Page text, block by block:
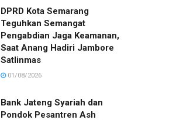
DPRD Kota Semarang
Teguhkan Semangat
Pengabdian Jaga Keamanan,
Saat Anang Hadiri Jambore
Satlinmas
01/08/2026
Bank Jateng Syariah dan
Pondok Pesantren Ash